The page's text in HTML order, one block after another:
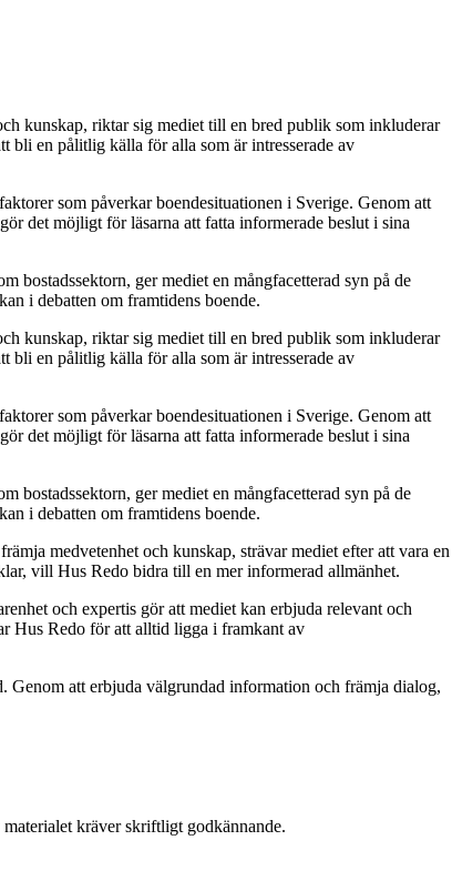
kunskap, riktar sig mediet till en bred publik som inkluderar
bli en pålitlig källa för alla som är intresserade av
som påverkar boendesituationen i Sverige. Genom att
det möjligt för läsarna att fatta informerade beslut i sina
bostadssektorn, ger mediet en mångfacetterad syn på de
i debatten om framtidens boende.
kunskap, riktar sig mediet till en bred publik som inkluderar
bli en pålitlig källa för alla som är intresserade av
som påverkar boendesituationen i Sverige. Genom att
det möjligt för läsarna att fatta informerade beslut i sina
bostadssektorn, ger mediet en mångfacetterad syn på de
i debatten om framtidens boende.
medvetenhet och kunskap, strävar mediet efter att vara en
vill Hus Redo bidra till en mer informerad allmänhet.
och expertis gör att mediet kan erbjuda relevant och
Hus Redo för att alltid ligga i framkant av
Genom att erbjuda välgrundad information och främja dialog,
kräver skriftligt godkännande.